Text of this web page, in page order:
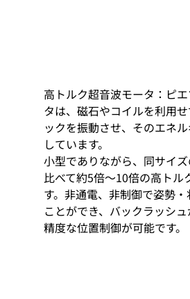
高トルク超音波モータ：ピ
タは、磁石やコイルを利用
ックを振動させ、そのエネ
しています。
小型でありながら、同サイ
比べて約5倍〜10倍の高トル
す。非通電、非制御で姿勢
ことができ、バックラッシ
精度な位置制御が可能です。